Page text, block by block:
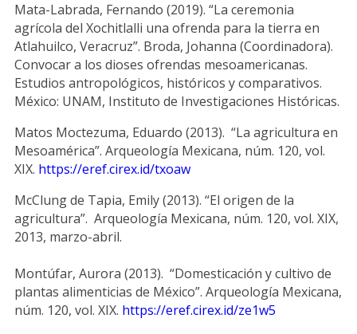
Mata-Labrada, Fernando (2019). “La ceremonia
agrícola del Xochitlalli una ofrenda para la tierra en
Atlahuilco, Veracruz”. Broda, Johanna (Coordinadora).
Convocar a los dioses ofrendas mesoamericanas.
Estudios antropológicos, históricos y comparativos.
México: UNAM, Instituto de Investigaciones Históricas.
Matos Moctezuma, Eduardo (2013). “La agricultura en
Mesoamérica”. Arqueología Mexicana, núm. 120, vol.
XIX. https://eref.cirex.id/txoaw
McClung de Tapia, Emily (2013). “El origen de la
agricultura”. Arqueología Mexicana, núm. 120, vol. XIX,
2013, marzo-abril.
Montúfar, Aurora (2013). “Domesticación y cultivo de
plantas alimenticias de México”. Arqueología Mexicana,
núm. 120, vol. XIX. https://eref.cirex.id/ze1w5